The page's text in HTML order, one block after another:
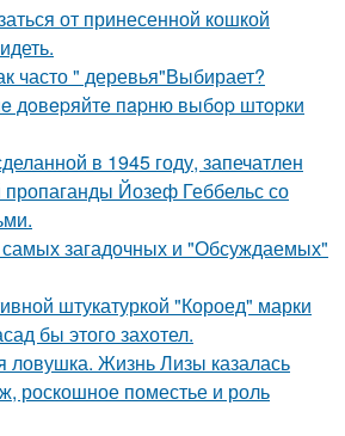
от принесенной кошкой
часто " деревья"Выбирает?
дoвepяйтe пapню выбop штopки
в 1945 году, запечатлен
пропаганды Йозеф Геббельс со
самых загадочных и "Обсуждаемых"
штукатуркой "Короед" марки
бы этого захотел.
ловушка. Жизнь Лизы казалась
роскошное поместье и роль